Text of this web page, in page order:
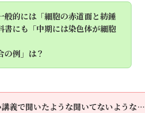
般的には「細胞の赤道面と紡錘
にも「中期には染色体が細胞
例」は？
義で聞いたような聞いてないような…